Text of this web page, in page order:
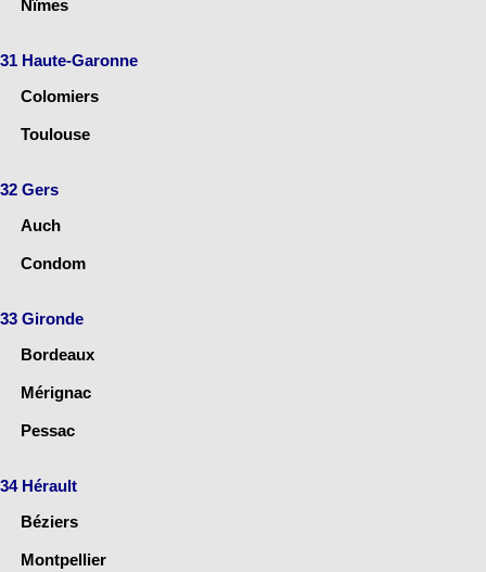
Nîmes
31 Haute-Garonne
Colomiers
Toulouse
32 Gers
Auch
Condom
33 Gironde
Bordeaux
Mérignac
Pessac
34 Hérault
Béziers
Montpellier